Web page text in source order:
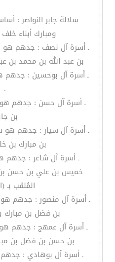
سلالة جابر النواصر :
ومبارك أبناء
ـ أسرة آل نصف : جدهم هو
بن عبد الله بن محمد بن
ـ أسرة آل بوحسين : جدهم
.
ـ أسرة آل حسن : جدهم
بن
ـ أسرة آل سيار : جدهم
بن مبارك بن
ـ أسرة آل شاعر :
خميس بن علي بن حسن بن
المُلقب بـ
ـ أسرة آل منصور : جدهم
بن فضل بن مبارك
ـ أسرة آل عمهج : جدهم
بن حسن بن فضل بن
ـ أسرة آل بوهادي :